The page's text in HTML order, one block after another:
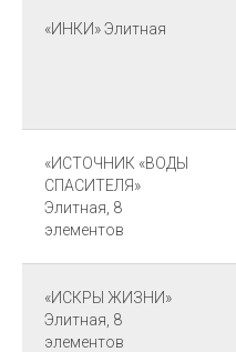
«ИНКИ» Элитная
«ИСТОЧНИК «ВОДЫ
СПАСИТЕЛЯ»
Элитная, 8
элементов
«ИСКРЫ ЖИЗНИ»
Элитная, 8
элементов